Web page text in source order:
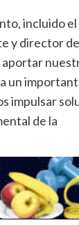
incluido el
y director
aportar
un
impulsar
de la